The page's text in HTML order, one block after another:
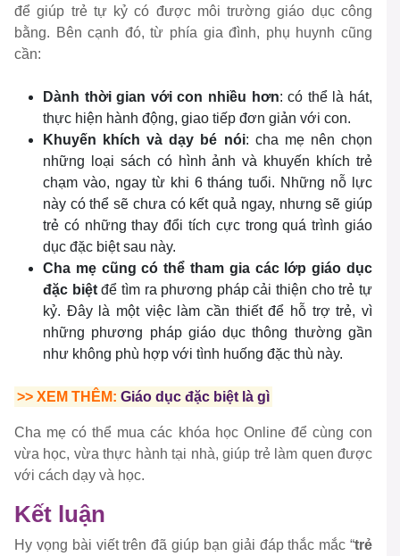
để giúp trẻ tự kỷ có được môi trường giáo dục công
bằng. Bên cạnh đó, từ phía gia đình, phụ huynh cũng
cần:
Dành thời gian với con nhiều hơn: có thể là hát,
thực hiện hành động, giao tiếp đơn giản với con.
Khuyến khích và dạy bé nói: cha mẹ nên chọn
những loại sách có hình ảnh và khuyến khích trẻ
chạm vào, ngay từ khi 6 tháng tuổi. Những nỗ lực
này có thể sẽ chưa có kết quả ngay, nhưng sẽ giúp
trẻ có những thay đổi tích cực trong quá trình giáo
dục đặc biệt sau này.
Cha mẹ cũng có thể tham gia các lớp giáo dục
đặc biệtđể tìm ra phương pháp cải thiện cho trẻ tự
kỷ. Đây là một việc làm cần thiết để hỗ trợ trẻ, vì
những phương pháp giáo dục thông thường gần
như không phù hợp với tình huống đặc thù này.
>> XEM THÊM:Giáo dục đặc biệt là gì
Cha mẹ có thể mua các khóa học Online để cùng con
vừa học, vừa thực hành tại nhà, giúp trẻ làm quen được
với cách dạy và học.
Kết luận
Hy vọng bài viết trên đã giúp bạn giải đáp thắc mắc “trẻ